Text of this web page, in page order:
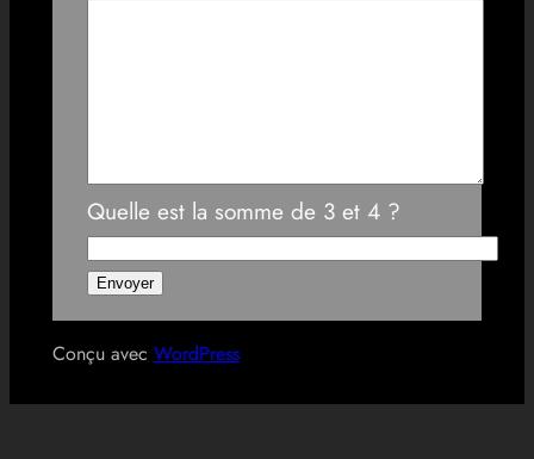
Quelle est la somme de 3 et 4 ?
Conçu avec WordPress